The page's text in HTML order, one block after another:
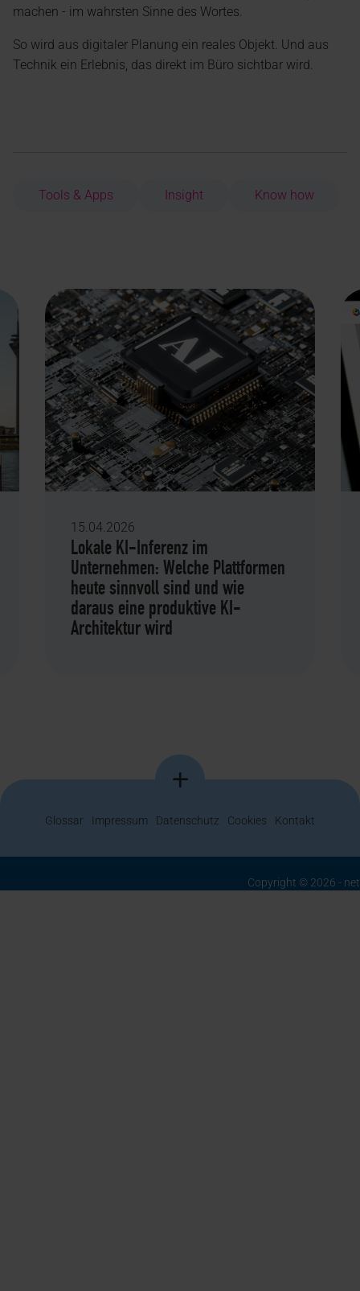
machen - im wahrsten Sinne des Wortes.
So wird aus digitaler Planung ein reales Objekt. Und aus
Technik ein Erlebnis, das direkt im Büro sichtbar wird.
Tools & Apps Insight Know how
15.04.2026
Lokale KI-Inferenz im
Unternehmen: Welche Plattformen
heute sinnvoll sind und wie
daraus eine produktive KI-
Architektur wird
Glossar Impressum Datenschutz Cookies Kontakt
Copyright © 2026 -